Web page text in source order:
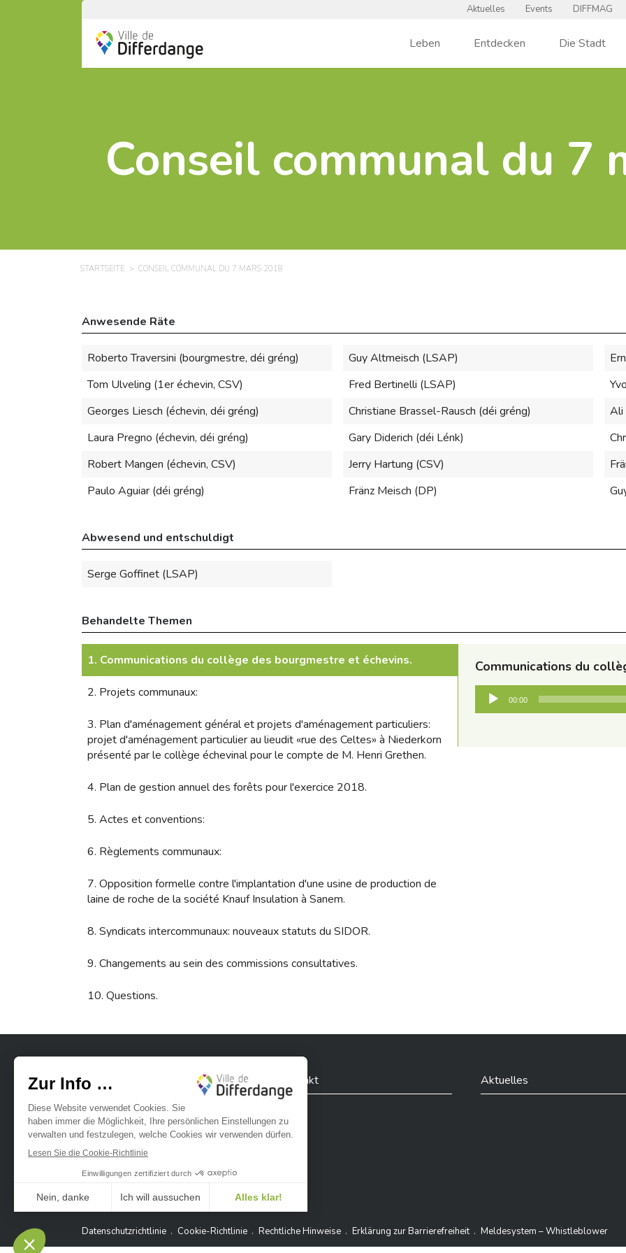
Aktuelles Events DIFFMAG
Leben Entdecken Die Stadt
Conseil communal du 7
STARTSEITE CONSEIL COMMUNAL DU 7 MARS 2018
Anwesende Räte
Roberto Traversini (bourgmestre, déi gréng)
Tom Ulveling (1er échevin, CSV)
Georges Liesch (échevin, déi gréng)
Laura Pregno (échevin, déi gréng)
Robert Mangen (échevin, CSV)
Paulo Aguiar (déi gréng)
Guy Altmeisch (LSAP)
Fred Bertinelli (LSAP)
Christiane Brassel-Rausch (déi gréng)
Gary Diderich (déi Lénk)
Jerry Hartung (CSV)
Fränz Meisch (DP)
Ali
Abwesend und entschuldigt
Serge Goffinet (LSAP)
Behandelte Themen
1. Communications du collège des bourgmestre et échevins.
2. Projets communaux:
3. Plan d'aménagement général et projets d'aménagement particuliers:
projet d'aménagement particulier au lieudit «rue des Celtes» à Niederkorn
présenté par le collège échevinal pour le compte de M. Henri Grethen.
4. Plan de gestion annuel des forêts pour l'exercice 2018.
5. Actes et conventions:
6. Règlements communaux:
7. Opposition formelle contre l'implantation d'une usine de production de
laine de roche de la société Knauf Insulation à Sanem.
8. Syndicats intercommunaux: nouveaux statuts du SIDOR.
9. Changements au sein des commissions consultatives.
10. Questions.
Communications du
Audio-
Player
00:00
Ville de Differdange sur Facebook
Ville de Differdange sur Instagram
Ville de Differdange sur YouTube
Ville de Differdange sur TikTok
Ville de Differdange sur Linkedin
Hoplr
Kontakt Aktuelles
Datenschutzrichtlinie Cookie-Richtlinie Rechtliche Hinweise Erklärung zur Barrierefreiheit Meldesystem – Whistleblower